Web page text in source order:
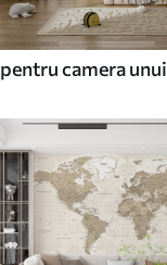
pentru camera unui